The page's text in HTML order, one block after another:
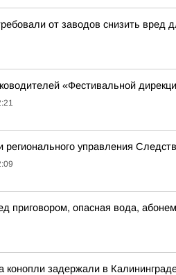
от заводов снизить вред
«Фестивальной
регионального управления
приговором, опасная вода,
конопли задержали в